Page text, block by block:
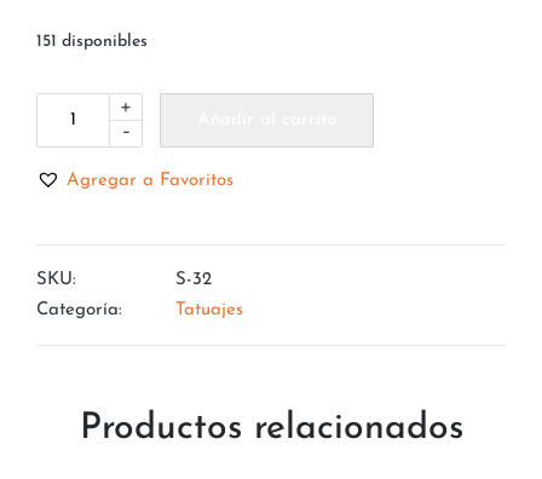
151 disponibles
-
+
Agregar a Favoritos
SKU:
S-32
Categoría:
Tatuajes
Productos relacionados